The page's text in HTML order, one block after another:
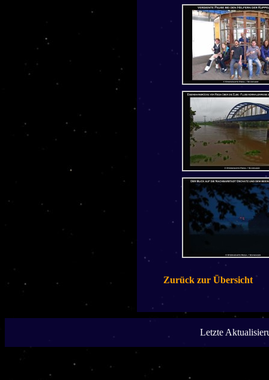
Zurück zur Übersicht
Letzte